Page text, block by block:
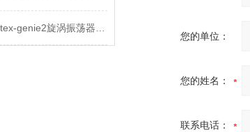
您的单位：
您的姓名：
联系电话：